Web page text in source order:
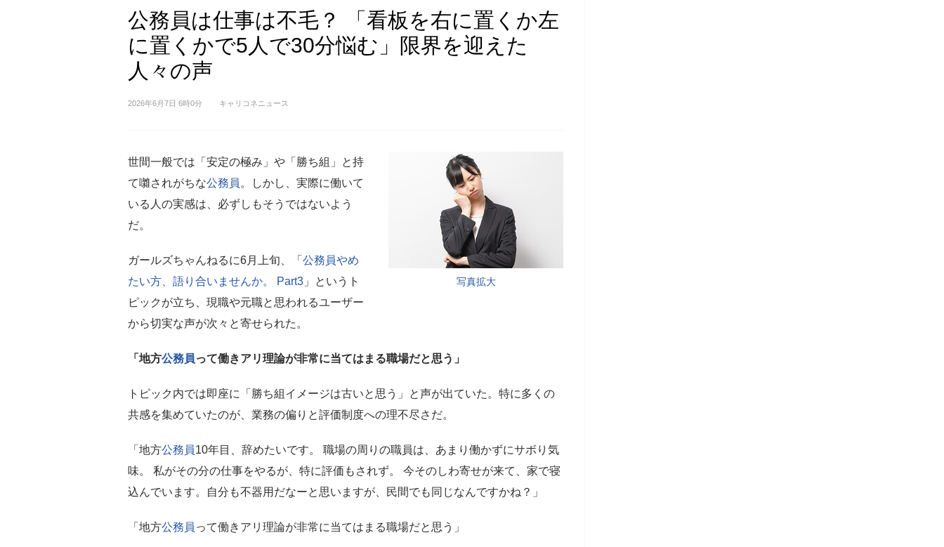
公務員は仕事は不毛？ 「看板を右に置くか左
に置くかで5人で30分悩む」限界を迎えた
人々の声
2026年6月7日 6時0分 キャリコネニュース
写真拡大
世間一般では「安定の極み」や「勝ち組」と持
て囃されがちな公務員 。しかし、実際に働いて
いる人の実感は、必ずしもそうではないよう
だ。
ガールズちゃんねるに6月上旬、「 公務員やめ
たい方、語り合いませんか。 Part3 」というト
ピックが立ち、現職や元職と思われるユーザー
から切実な声が次々と寄せられた。
「地方公務員って働きアリ理論が非常に当てはまる職場だと思う」
トピック内では即座に「勝ち組イメージは古いと思う」と声が出ていた。特に多くの
共感を集めていたのが、業務の偏りと評価制度への理不尽さだ。
「地方公務員10年目、辞めたいです。 職場の周りの職員は、あまり働かずにサボり気
味。 私がその分の仕事をやるが、特に評価もされず。 今そのしわ寄せが来て、家で寝
込んでいます。自分も不器用だなーと思いますが、民間でも同じなんですかね？」
「地方公務員 って働きアリ理論が非常に当てはまる職場だと思う」